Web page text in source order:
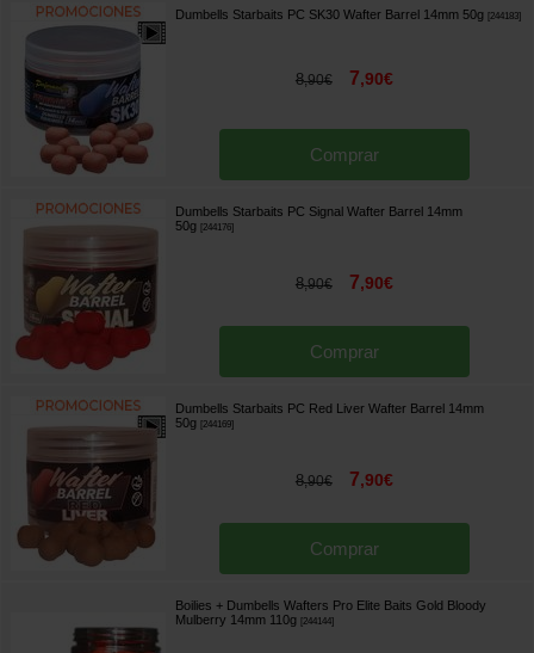
Dumbells Starbaits PC SK30 Wafter Barrel 14mm 50g [244183]
8,90€ 7,90€
Comprar
Dumbells Starbaits PC Signal Wafter Barrel 14mm
50g [244176]
8,90€ 7,90€
Comprar
Dumbells Starbaits PC Red Liver Wafter Barrel 14mm
50g [244169]
8,90€ 7,90€
Comprar
Boilies + Dumbells Wafters Pro Elite Baits Gold Bloody
Mulberry 14mm 110g [244144]